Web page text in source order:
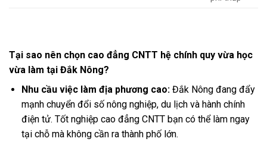
Tại sao nên chọn cao đẳng CNTT hệ chính quy vừa học
vừa làm tại Đắk Nông?
Nhu cầu việc làm địa phương cao:Đắk Nông đang đẩy
mạnh chuyển đổi số nông nghiệp, du lịch và hành chính
điện tử. Tốt nghiệp cao đẳng CNTT bạn có thể làm ngay
tại chỗ mà không cần ra thành phố lớn.